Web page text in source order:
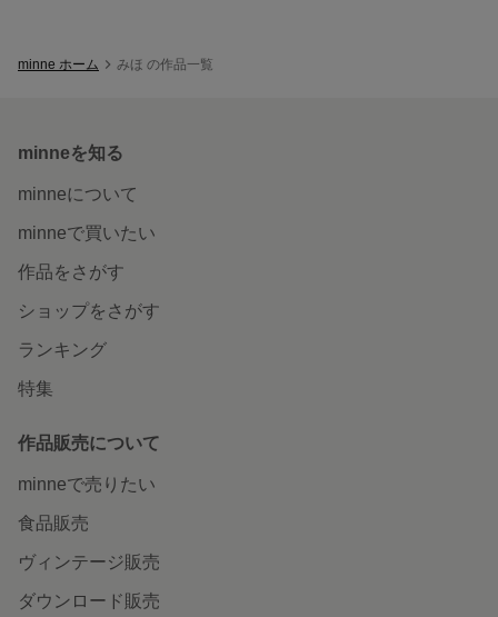
minne ホーム みほ の作品一覧
minneを知る
minneについて
minneで買いたい
作品をさがす
ショップをさがす
ランキング
特集
作品販売について
minneで売りたい
食品販売
ヴィンテージ販売
ダウンロード販売